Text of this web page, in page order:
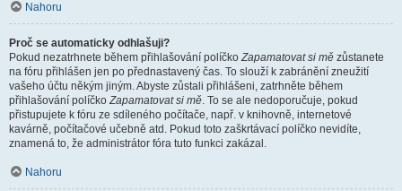
Nahoru
Proč se automaticky odhlašuji?
Pokud nezatrhnete během přihlašování políčkoZapamatovat si mě zůstanete
na fóru přihlášen jen po přednastavený čas. To slouží k zabránění zneužití
vašeho účtu někým jiným. Abyste zůstali přihlášeni, zatrhněte během
přihlašování políčkoZapamatovat si mě. To se ale nedoporučuje, pokud
přistupujete k fóru ze sdíleného počítače, např. v knihovně, internetové
kavárně, počítačové učebně atd. Pokud toto zaškrtávací políčko nevidíte,
znamená to, že administrátor fóra tuto funkci zakázal.
Nahoru